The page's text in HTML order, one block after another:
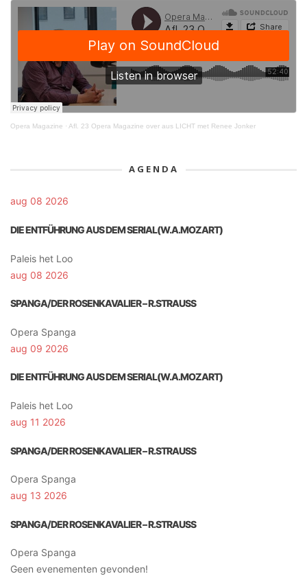
Opera Magazine · Afl. 23 Opera Magazine over aus LICHT met Renee Jonker
AGENDA
aug 08 2026
DIE ENTFÜHRUNG AUS DEM SERIAL(W.A.MOZART)
Paleis het Loo
aug 08 2026
SPANGA/DER ROSENKAVALIER – R.STRAUSS
Opera Spanga
aug 09 2026
DIE ENTFÜHRUNG AUS DEM SERIAL(W.A.MOZART)
Paleis het Loo
aug 11 2026
SPANGA/DER ROSENKAVALIER – R.STRAUSS
Opera Spanga
aug 13 2026
SPANGA/DER ROSENKAVALIER – R.STRAUSS
Opera Spanga
Geen evenementen gevonden!